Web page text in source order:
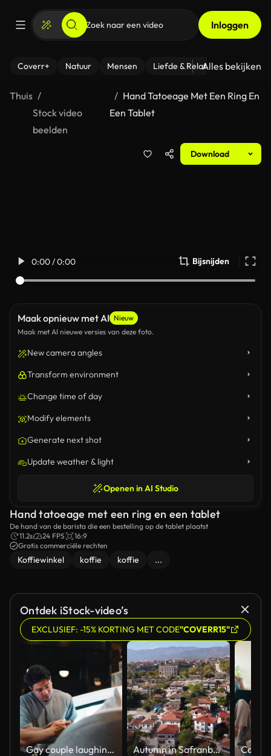
Inloggen
Coverr+ Natuur Mensen Liefde & Relaties - Fitness
Alles bekijken
Thuis
Stock video
beelden
Hand Tatoeage Met Een Ring En
Een Tablet
Download
0:00 / 0:00 Bijsnijden
Maak opnieuw met AI Nieuw
Maak met AI nieuwe versies van deze foto.
New camera angles
Transform environment
Change time of day
Modify elements
Generate next shot
Update weather & light
Openen in AI Studio
Hand tatoeage met een ring en een tablet
De hand van de barista die een bestelling op de tablet plaatst
11.2s
24 FPS
16:9
Gratis commerciële rechten
Koffiewinkel koffie koffie ...
Ontdek iStock-video’s
EXCLUSIEF: -15% KORTING MET CODE"COVERR15"
Gay couple laughing and chatting while looking at a smartphone in a cafe Autumn in Safranbolu